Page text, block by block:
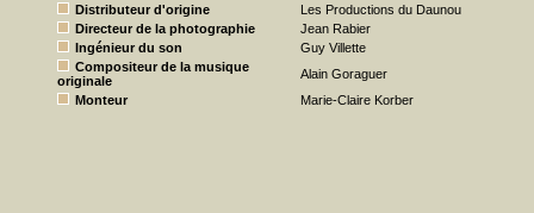
Distributeur d'origine
Les Productions du Daunou
Directeur de la photographie
Jean Rabier
Ingénieur du son
Guy Villette
Compositeur de la musique
originale
Alain Goraguer
Monteur
Marie-Claire Korber